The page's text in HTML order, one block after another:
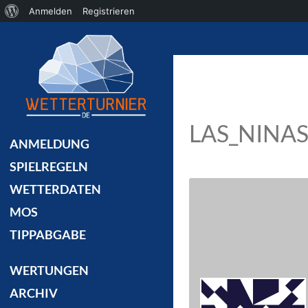
LAS_NINAS
ANMELDUNG
SPIELREGELN
WETTERDATEN
MOS
TIPPABGABE
WERTUNGEN
ARCHIV
Über
Anmelden Registrieren